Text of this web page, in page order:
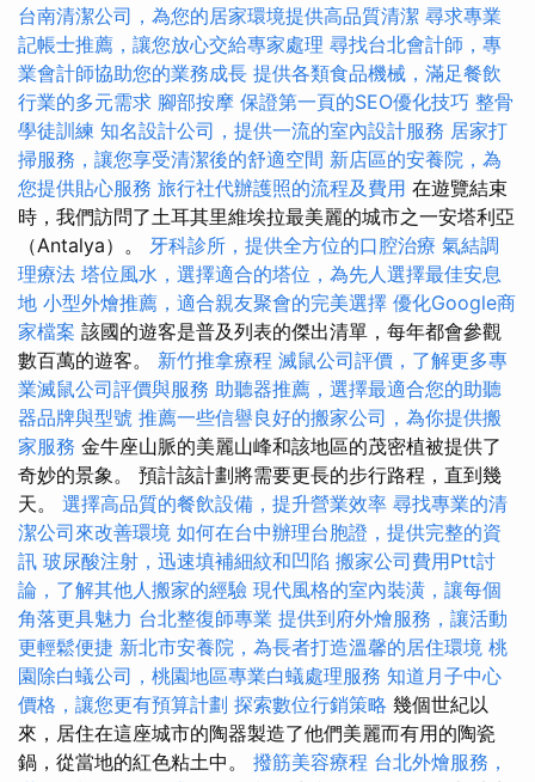
台南清潔公司，為您的居家環境提供高品質清潔 尋求專業
記帳士推薦，讓您放心交給專家處理 尋找台北會計師，專
業會計師協助您的業務成長 提供各類食品機械，滿足餐飲
行業的多元需求 腳部按摩 保證第一頁的SEO優化技巧 整骨
學徒訓練 知名設計公司，提供一流的室內設計服務 居家打
掃服務，讓您享受清潔後的舒適空間 新店區的安養院，為
您提供貼心服務 旅行社代辦護照的流程及費用 在遊覽結束
時，我們訪問了土耳其里維埃拉最美麗的城市之一安塔利亞
（Antalya）。 牙科診所，提供全方位的口腔治療 氣結調
理療法 塔位風水，選擇適合的塔位，為先人選擇最佳安息
地 小型外燴推薦，適合親友聚會的完美選擇 優化Google商
家檔案 該國的遊客是普及列表的傑出清單，每年都會參觀
數百萬的遊客。 新竹推拿療程 滅鼠公司評價，了解更多專
業滅鼠公司評價與服務 助聽器推薦，選擇最適合您的助聽
器品牌與型號 推薦一些信譽良好的搬家公司，為你提供搬
家服務 金牛座山脈的美麗山峰和該地區的茂密植被提供了
奇妙的景象。 預計該計劃將需要更長的步行路程，直到幾
天。 選擇高品質的餐飲設備，提升營業效率 尋找專業的清
潔公司來改善環境 如何在台中辦理台胞證，提供完整的資
訊 玻尿酸注射，迅速填補細紋和凹陷 搬家公司費用Ptt討
論，了解其他人搬家的經驗 現代風格的室內裝潢，讓每個
角落更具魅力 台北整復師專業 提供到府外燴服務，讓活動
更輕鬆便捷 新北市安養院，為長者打造溫馨的居住環境 桃
園除白蟻公司，桃園地區專業白蟻處理服務 知道月子中心
價格，讓您更有預算計劃 探索數位行銷策略 幾個世紀以
來，居住在這座城市的陶器製造了他們美麗而有用的陶瓷
鍋，從當地的紅色粘土中。 撥筋美容療程 台北外燴服務，